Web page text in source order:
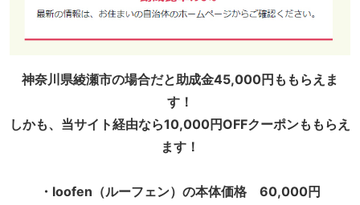
神奈川県綾瀬市の場合だと助成金45,000円ももらえま
す！
しかも、当サイト経由なら10,000円OFFクーポンももらえ
ます！
・loofen（ルーフェン）の本体価格 60,000円